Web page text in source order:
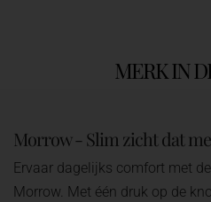
MERK IN
Morrow - Slim zicht dat
Ervaar dagelijks comfort met
Morrow. Met één druk op de